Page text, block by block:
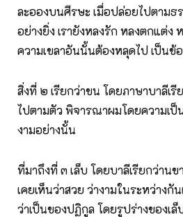
ละอองบนศีรษะ เมื่อปล่อยไปตามธ
อย่างยิ่ง เรายังหลงรัก หลงตกแต่ง
ความเขลาอันนั้นต้องหลุดไป เป็นข้
สิ่งที่ ๒ เรียกว่าขน โดยภาษาบาลีเ
ไปตามตัว พิจารณาผมโดยความเป็
งามอย่างนั้น
ที่มาถึงที่ ๓ เล็บ โดยบาลีเรียกว่าน
เคยเห็นว่าสวย ว่างามในระหว่าง
ว่าเป็นของปฏิกูล โดยรูปร่างของเ